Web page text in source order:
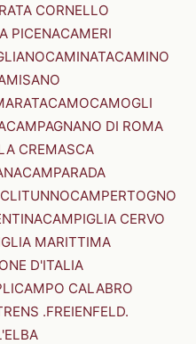
CORNELLO
PICENACAMERI
CAMINATACAMINO
CAMOCAMOGLI
CAMPAGNANO DI ROMA
CREMASCA
CAMPARADA
CAMPERTOGNO
CAMPIGLIA CERVO
MARITTIMA
D'ITALIA
CAMPO CALABRO
.FREIENFELD.